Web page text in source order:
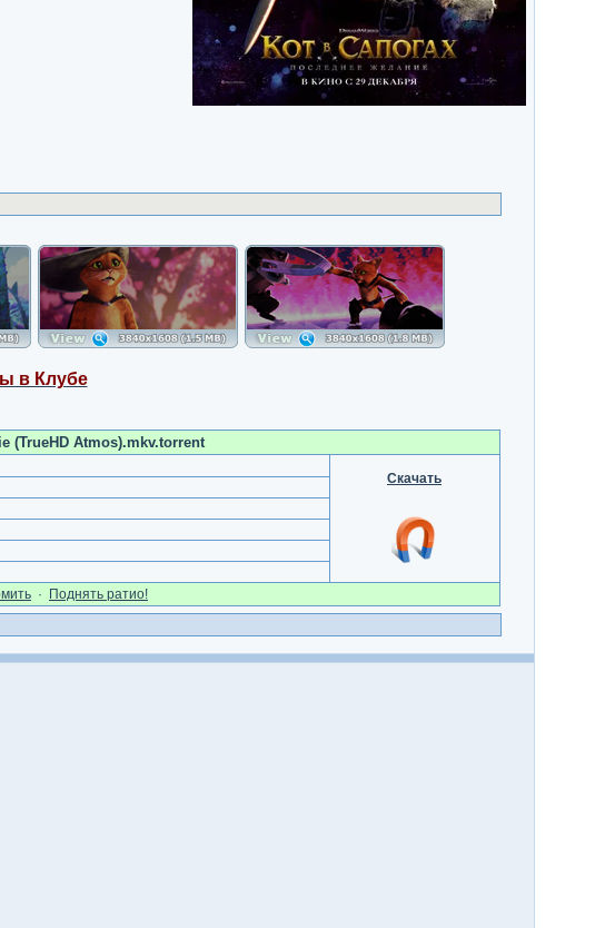
в Клубе
(TrueHD Atmos).mkv.torrent
Скачать
· Поднять ратио!